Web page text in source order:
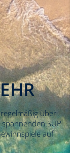
über
SUP
auf